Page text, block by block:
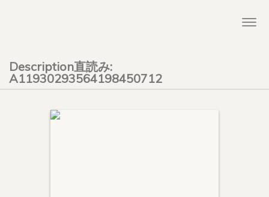
Description直読み:
A11930293564198450712